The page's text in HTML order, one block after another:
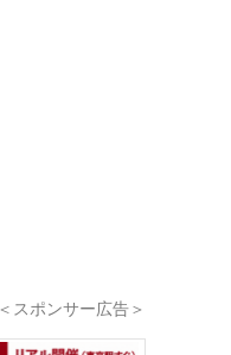
＜スポンサー広告＞